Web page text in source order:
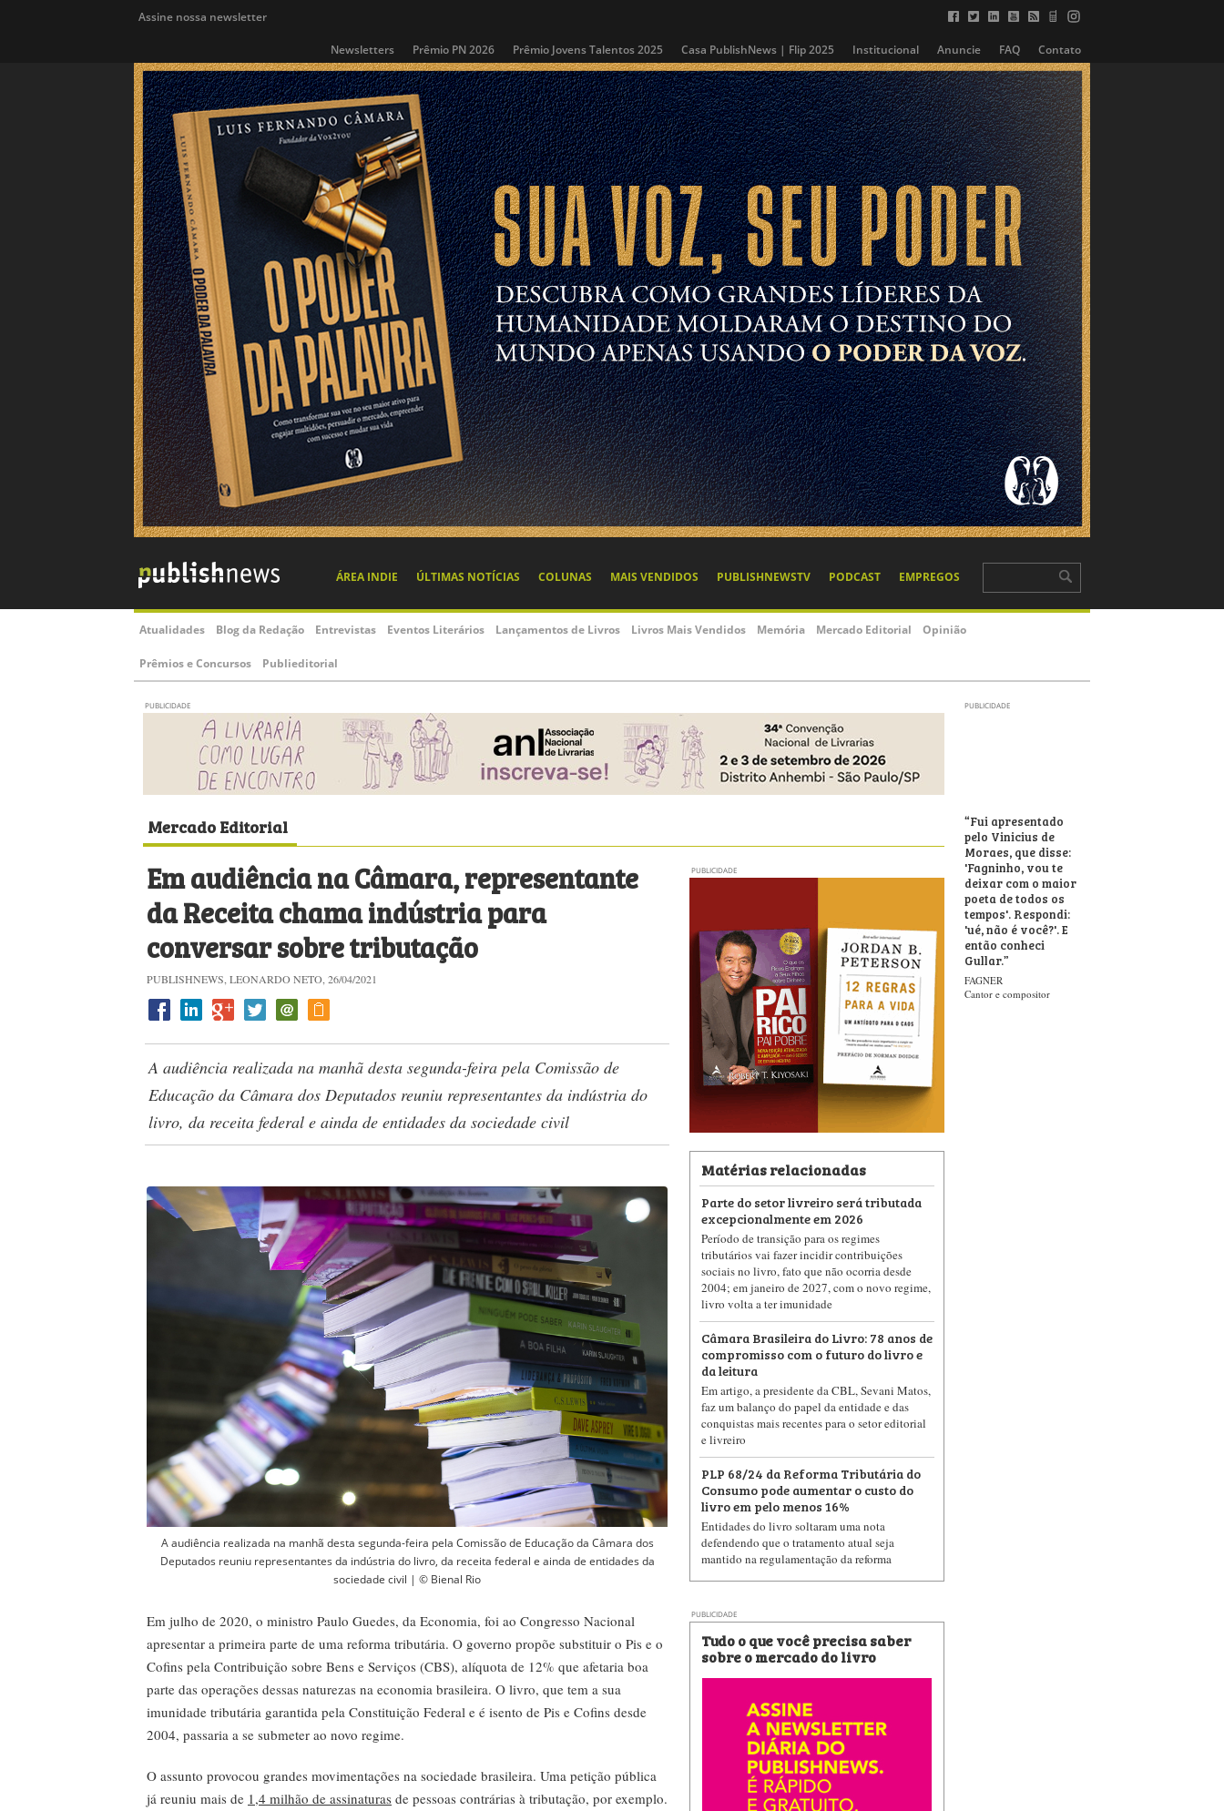
Assine nossa newsletter
Newsletters Prêmio PN 2026 Prêmio Jovens Talentos 2025 Casa PublishNews | Flip 2025 Institucional Anuncie FAQ Contato
ÁREA INDIE ÚLTIMAS NOTÍCIAS COLUNAS MAIS VENDIDOS PUBLISHNEWSTV PODCAST EMPREGOS
Atualidades Blog da Redação Entrevistas Eventos Literários Lançamentos de Livros Livros Mais Vendidos Memória Mercado Editorial Opinião
Prêmios e Concursos Publieditorial
PUBLICIDADE PUBLICIDADE
Mercado Editorial
Em audiência na Câmara, representante
da Receita chama indústria para
conversar sobre tributação
PUBLISHNEWS, LEONARDO NETO, 26/04/2021
A audiência realizada na manhã desta segunda-feira pela Comissão de
Educação da Câmara dos Deputados reuniu representantes da indústria do
livro, da receita federal e ainda de entidades da sociedade civil
A audiência realizada na manhã desta segunda-feira pela Comissão de Educação da Câmara dos
Deputados reuniu representantes da indústria do livro, da receita federal e ainda de entidades da
sociedade civil | © Bienal Rio
Em julho de 2020, o ministro Paulo Guedes, da Economia, foi ao Congresso Nacional
apresentar a primeira parte de uma reforma tributária. O governo propõe substituir o Pis e o
Cofins pela Contribuição sobre Bens e Serviços (CBS), alíquota de 12% que afetaria boa
parte das operações dessas naturezas na economia brasileira. O livro, que tem a sua
imunidade tributária garantida pela Constituição Federal e é isento de Pis e Cofins desde
2004, passaria a se submeter ao novo regime.
O assunto provocou grandes movimentações na sociedade brasileira. Uma petição pública
já reuniu mais de 1,4 milhão de assinaturas de pessoas contrárias à tributação, por exemplo.
PUBLICIDADE
Matérias relacionadas
Parte do setor livreiro será tributada
excepcionalmente em 2026
Período de transição para os regimes
tributários vai fazer incidir contribuições
sociais no livro, fato que não ocorria desde
2004; em janeiro de 2027, com o novo regime,
livro volta a ter imunidade
Câmara Brasileira do Livro: 78 anos de
compromisso com o futuro do livro e
da leitura
Em artigo, a presidente da CBL, Sevani Matos,
faz um balanço do papel da entidade e das
conquistas mais recentes para o setor editorial
e livreiro
PLP 68/24 da Reforma Tributária do
Consumo pode aumentar o custo do
livro em pelo menos 16%
Entidades do livro soltaram uma nota
defendendo que o tratamento atual seja
mantido na regulamentação da reforma
PUBLICIDADE
Tudo o que você precisa saber
sobre o mercado do livro
“Fui apresentado
pelo Vinicius de
Moraes, que disse:
'Fagninho, vou te
deixar com o maior
poeta de todos os
tempos'. Respondi:
'ué, não é você?'. E
então conheci
Gullar.”
FAGNER
Cantor e compositor